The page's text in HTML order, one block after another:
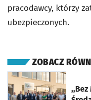
pracodawcy, którzy
ubezpieczonych.
ZOBACZ
otworzy się w nowej